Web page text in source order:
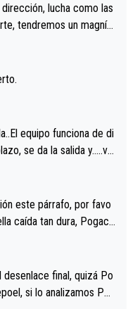
dirección, lucha como las
tendremos un magnífi
equipo funciona de di
se da la salida y…..ve
estos momentos tan
este párrafo, por favo
caída tan dura, Pogaca
increíble la forma en l
recordó."final, quizá Po
si lo analizamos Poj